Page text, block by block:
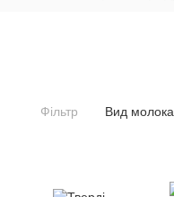
Фільтр Вид молока